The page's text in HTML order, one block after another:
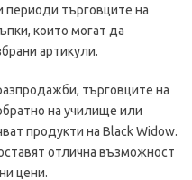
периоди търговците на
които могат да
артикули.
търговците на
на училище или
продукти на Black Widow.
отлична възможност
цени.